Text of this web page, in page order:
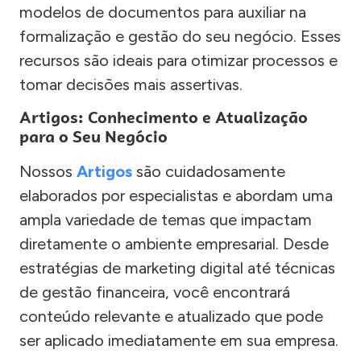
modelos de documentos para auxiliar na
formalização e gestão do seu negócio. Esses
recursos são ideais para otimizar processos e
tomar decisões mais assertivas.
Artigos: Conhecimento e Atualização
para o Seu Negócio
Nossos Artigos são cuidadosamente
elaborados por especialistas e abordam uma
ampla variedade de temas que impactam
diretamente o ambiente empresarial. Desde
estratégias de marketing digital até técnicas
de gestão financeira, você encontrará
conteúdo relevante e atualizado que pode
ser aplicado imediatamente em sua empresa.